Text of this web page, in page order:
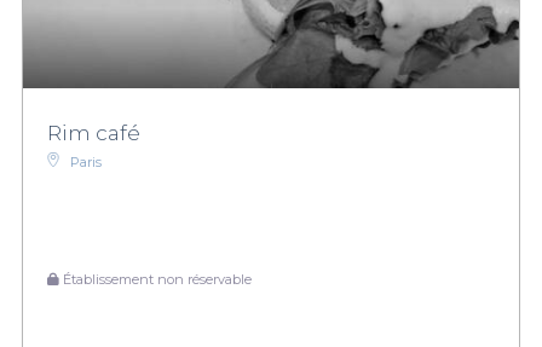
Rim café
Paris
Établissement non réservable